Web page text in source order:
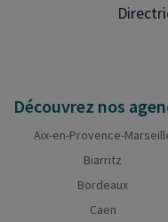
Découvrez nos
Aix-en-Provence-
Biarritz
Bordeaux
Caen